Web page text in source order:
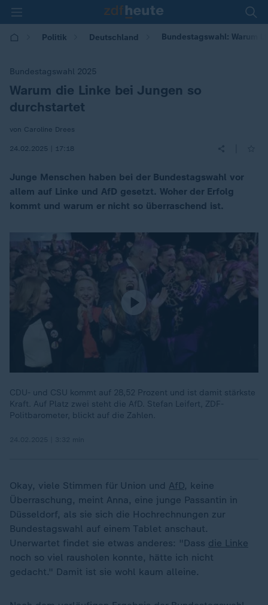
Politik Deutschland Bundestagswahl: Warum
Bundestagswahl 2025
:
Warum die Linke bei Jungen so
durchstartet
von Caroline Drees
24.02.2025 | 17:18
Junge Menschen haben bei der Bundestagswahl vor
allem auf Linke und AfD gesetzt. Woher der Erfolg
kommt und warum er nicht so überraschend ist.
CDU- und CSU kommt auf 28,52 Prozent und ist damit stärkste
Kraft. Auf Platz zwei steht die AfD. Stefan Leifert, ZDF-
Politbarometer, blickt auf die Zahlen.
Okay, viele Stimmen für Union und AfD, keine
Überraschung, meint Anna, eine junge Passantin in
Düsseldorf, als sie sich die Hochrechnungen zur
Bundestagswahl auf einem Tablet anschaut.
Unerwartet findet sie etwas anderes: "Dass die Linke
noch so viel rausholen konnte, hätte ich nicht
gedacht." Damit ist sie wohl kaum alleine.